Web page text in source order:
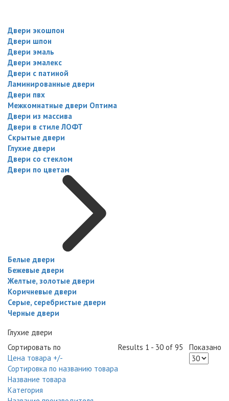
Двери экошпон
Двери шпон
Двери эмаль
Двери эмалекс
Двери с патиной
Ламинированные двери
Двери пвх
Межкомнатные двери Оптима
Двери из массива
Двери в стиле ЛОФТ
Скрытые двери
Глухие двери
Двери со стеклом
Двери по цветам
Белые двери
Бежевые двери
Желтые, золотые двери
Коричневые двери
Серые, серебристые двери
Черные двери
Глухие двери
Сортировать по
Цена товара +/-
Сортировка по названию товара
Название товара
Категория
Показано
Results 1 - 30 of 95